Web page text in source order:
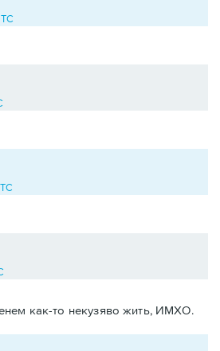
как-то некузяво жить, ИМХО.